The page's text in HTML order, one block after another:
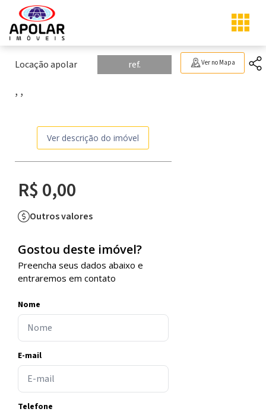
Ver no Mapa
Locação apolar ref.
, ,
Ver descrição do imóvel
R$ 0,00
Outros valores
Gostou deste imóvel?
Preencha seus dados abaixo e
entraremos em contato
Nome
E-mail
Telefone